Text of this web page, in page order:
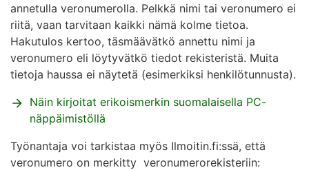
annetulla veronumerolla. Pelkkä nimi tai veronumero ei
riitä, vaan tarvitaan kaikki nämä kolme tietoa.
Hakutulos kertoo, täsmäävätkö annettu nimi ja
veronumero eli löytyvätkö tiedot rekisteristä. Muita
tietoja haussa ei näytetä (esimerkiksi henkilötunnusta).
Näin kirjoitat erikoismerkin suomalaisella PC-
näppäimistöllä
Työnantaja voi tarkistaa myös Ilmoitin.fi:ssä, että
veronumero on merkitty veronumerorekisteriin: